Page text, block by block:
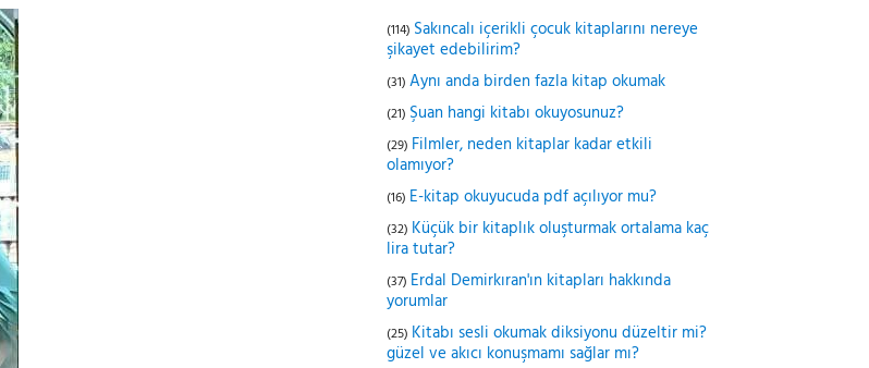
(114) Sakıncalı içerikli çocuk kitaplarını nereye
şikayet edebilirim?
(31) Aynı anda birden fazla kitap okumak
(21) Şuan hangi kitabı okuyosunuz?
(29) Filmler, neden kitaplar kadar etkili
olamıyor?
(16) E-kitap okuyucuda pdf açılıyor mu?
(32) Küçük bir kitaplık oluşturmak ortalama kaç
lira tutar?
(37) Erdal Demirkıran'ın kitapları hakkında
yorumlar
(25) Kitabı sesli okumak diksiyonu düzeltir mi?
güzel ve akıcı konuşmamı sağlar mı?